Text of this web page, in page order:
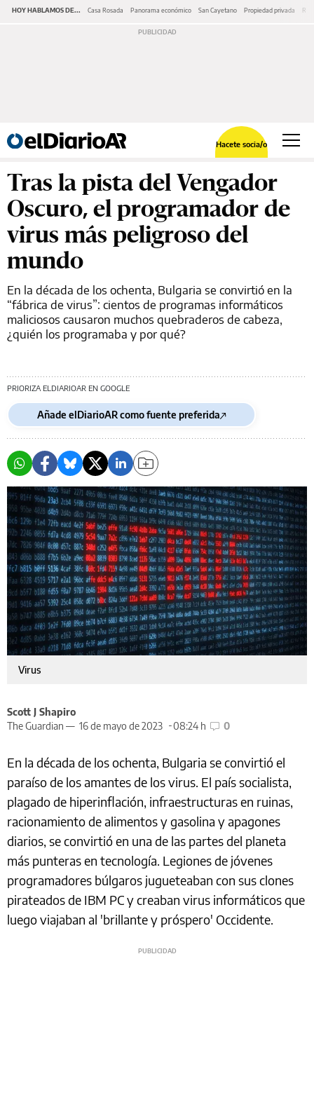
HOY HABLAMOS DE... Casa Rosada Panorama económico San Cayetano Propiedad privada
Hacete socia/o
Tras la pista del Vengador
Oscuro, el programador de
virus más peligroso del
mundo
En la década de los ochenta, Bulgaria se convirtió en la
“fábrica de virus”: cientos de programas informáticos
maliciosos causaron muchos quebraderos de cabeza,
¿quién los programaba y por qué?
PRIORIZA ELDIARIOAR EN GOOGLE
Añade elDiarioAR como fuente preferida
Virus
Scott J Shapiro
The Guardian — 16 de mayo de 2023 08:24 h 0
En la década de los ochenta, Bulgaria se convirtió el
paraíso de los amantes de los virus. El país socialista,
plagado de hiperinflación, infraestructuras en ruinas,
racionamiento de alimentos y gasolina y apagones
diarios, se convirtió en una de las partes del planeta
más punteras en tecnología. Legiones de jóvenes
programadores búlgaros jugueteaban con sus clones
pirateados de IBM PC y creaban virus informáticos que
luego viajaban al 'brillante y próspero' Occidente.